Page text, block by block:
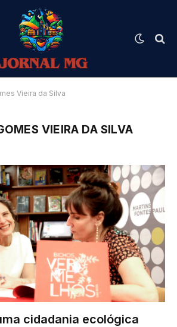
Vieira da Silva
VIEIRA DA SILVA
cidadania ecológica